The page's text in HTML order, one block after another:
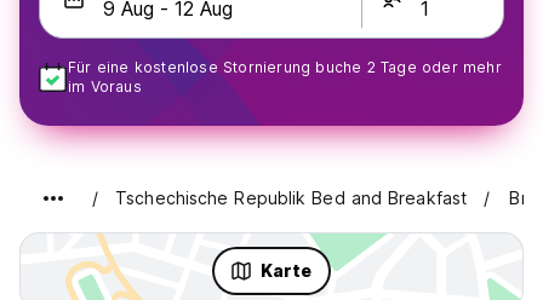
Für eine kostenlose Stornierung buche 2 Tage oder mehr
im Voraus
Tschechische Republik Bed and Breakfast
Karte